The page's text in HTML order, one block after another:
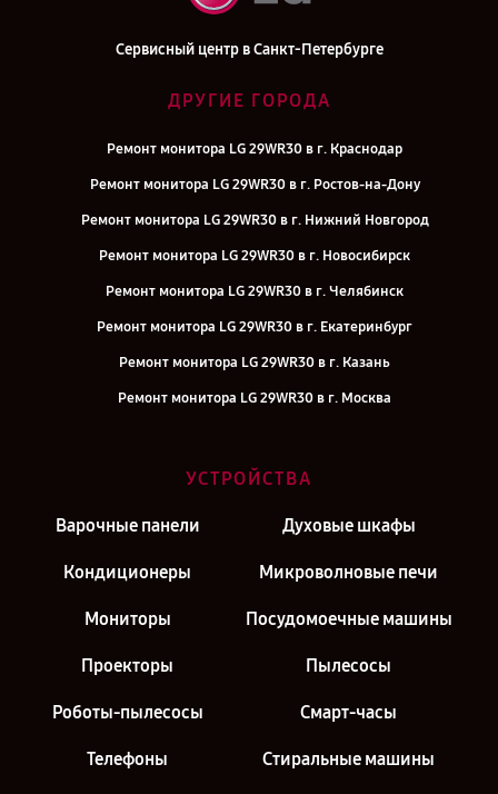
Сервисный центр в Санкт-Петербурге
ДРУГИЕ ГОРОДА
Ремонт монитора LG 29WR30 в г. Краснодар
Ремонт монитора LG 29WR30 в г. Ростов-на-Дону
Ремонт монитора LG 29WR30 в г. Нижний Новгород
Ремонт монитора LG 29WR30 в г. Новосибирск
Ремонт монитора LG 29WR30 в г. Челябинск
Ремонт монитора LG 29WR30 в г. Екатеринбург
Ремонт монитора LG 29WR30 в г. Казань
Ремонт монитора LG 29WR30 в г. Москва
УСТРОЙСТВА
Варочные панели Духовые шкафы
Кондиционеры Микроволновые печи
Мониторы Посудомоечные машины
Проекторы Пылесосы
Роботы-пылесосы Смарт-часы
Телефоны Стиральные машины